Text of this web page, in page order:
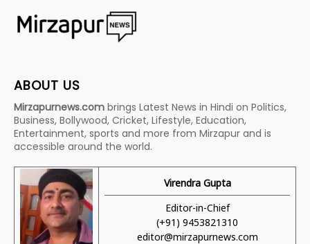
ABOUT US
Mirzapurnews.com brings Latest News in Hindi on Politics,
Business, Bollywood, Cricket, Lifestyle, Education,
Entertainment, sports and more from Mirzapur and is
accessible around the world.
Virendra Gupta
Editor-in-Chief
(+91) 9453821310
editor@mirzapurnews.com